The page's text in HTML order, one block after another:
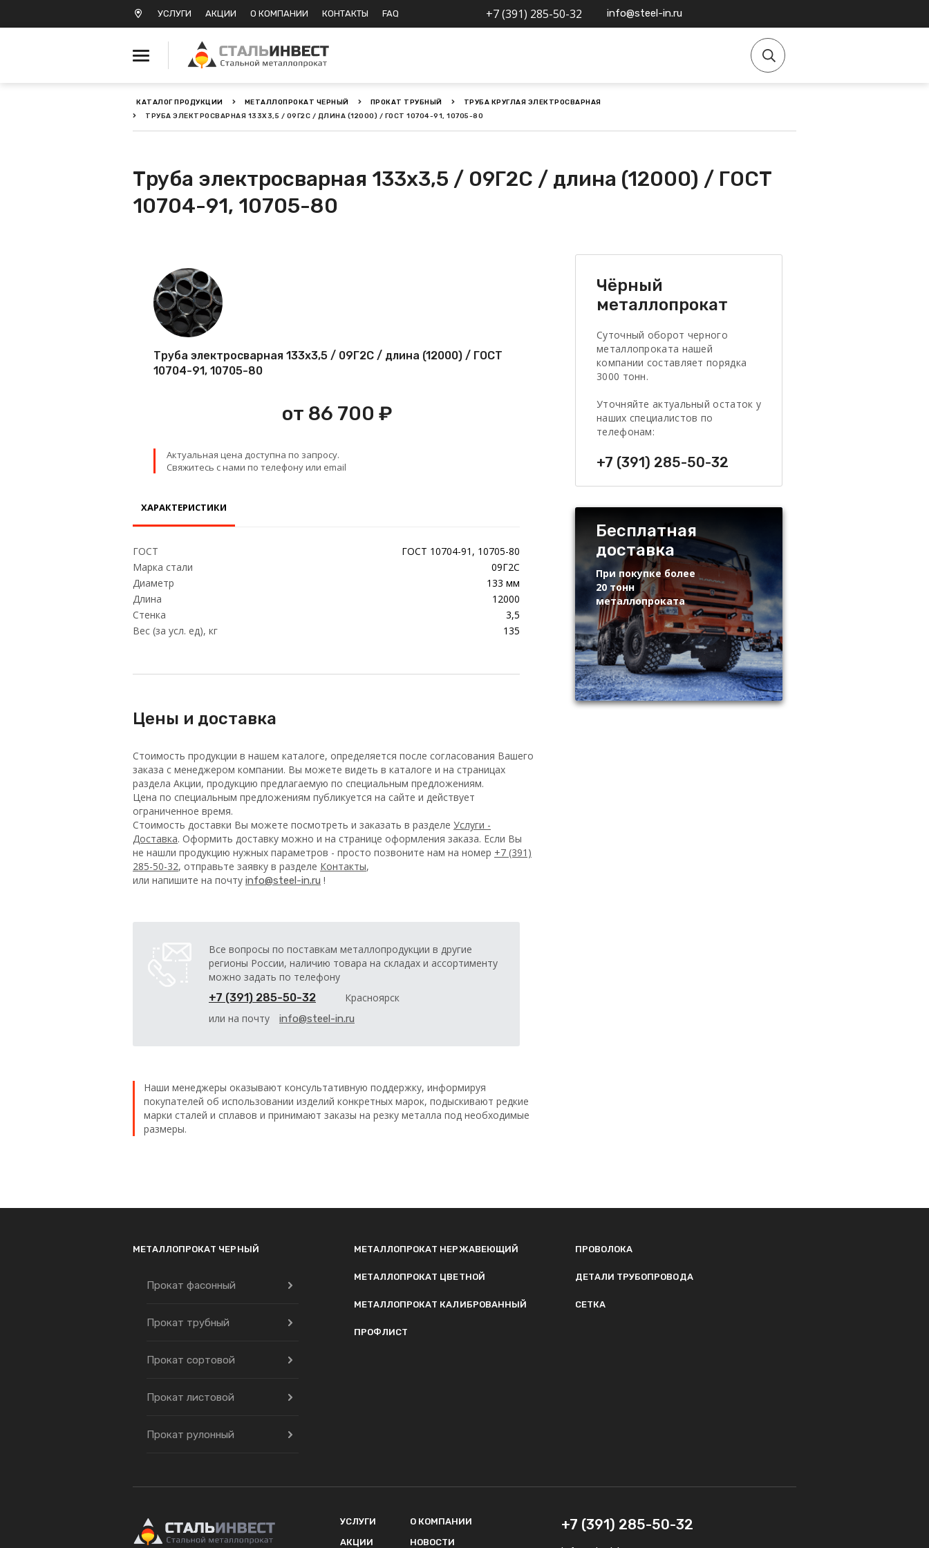
УСЛУГИ АКЦИИ О КОМПАНИИ КОНТАКТЫ FAQ +7 (391) 285-50-32 info@steel-in.ru
нержавеющий
Металлопрокат цветной
Профлист
Проволока
Детали трубопровода
КАТАЛОГ ПРОДУКЦИИ МЕТАЛЛОПРОКАТ ЧЕРНЫЙ ПРОКАТ ТРУБНЫЙ
ТРУБА КРУГЛАЯ ЭЛЕКТРОСВАРНАЯ
ТРУБА ЭЛЕКТРОСВАРНАЯ 133Х3,5 / 09Г2С / ДЛИНА (12000) / ГОСТ 10704-91, 10705-80
Труба электросварная 133х3,5 / 09Г2С / длина (12000) / ГОСТ
10704-91, 10705-80
Труба электросварная 133х3,5 / 09Г2С / длина (12000) / ГОСТ
10704-91, 10705-80
от 86 700 ₽
Актуальная цена доступна по запросу.
Свяжитесь с нами по телефону или email
ХАРАКТЕРИСТИКИ
ГОСТ
ГОСТ 10704-91, 10705-80
Марка стали
09Г2С
Диаметр
133 мм
Длина
12000
Стенка
3,5
Вес (за усл. ед), кг
135
Цены и доставка
Стоимость продукции в нашем каталоге, определяется после согласования Вашего
заказа с менеджером компании. Вы можете видеть в каталоге и на страницах
раздела Акции, продукцию предлагаемую по специальным предложениям.
Цена по специальным предложениям публикуется на сайте и действует
ограниченное время.
Стоимость доставки Вы можете посмотреть и заказать в разделе Услуги -
Доставка. Оформить доставку можно и на странице оформления заказа. Если Вы
не нашли продукцию нужных параметров - просто позвоните нам на номер +7 (391)
285-50-32, отправьте заявку в разделе Контакты,
или напишите на почту info@steel-in.ru !
Все вопросы по поставкам металлопродукции в другие
регионы России, наличию товара на складах и ассортименту
можно задать по телефону
+7 (391) 285-50-32
Красноярск
или на почту
info@steel-in.ru
Наши менеджеры оказывают консультативную поддержку, информируя
покупателей об использовании изделий конкретных марок, подыскивают редкие
марки сталей и сплавов и принимают заказы на резку металла под необходимые
размеры.
Чёрный
металлопрокат
Суточный оборот черного
металлопроката нашей
компании составляет порядка
3000 тонн.
Уточняйте актуальный остаток у
наших специалистов по
телефонам:
+7 (391) 285-50-32
Бесплатная
доставка
При покупке более
20 тонн
металлопроката
МЕТАЛЛОПРОКАТ ЧЕРНЫЙ
Прокат фасонный
Прокат трубный
Прокат сортовой
Прокат листовой
Прокат рулонный
МЕТАЛЛОПРОКАТ НЕРЖАВЕЮЩИЙ
МЕТАЛЛОПРОКАТ ЦВЕТНОЙ
МЕТАЛЛОПРОКАТ КАЛИБРОВАННЫЙ
ПРОФЛИСТ
ПРОВОЛОКА
ДЕТАЛИ ТРУБОПРОВОДА
СЕТКА
УСЛУГИ
АКЦИИ
О КОМПАНИИ
НОВОСТИ
+7 (391) 285-50-32